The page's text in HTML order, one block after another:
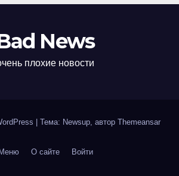
News
плохие новости
Тема: Newsup, автор Themeansar
Меню О сайте Войти